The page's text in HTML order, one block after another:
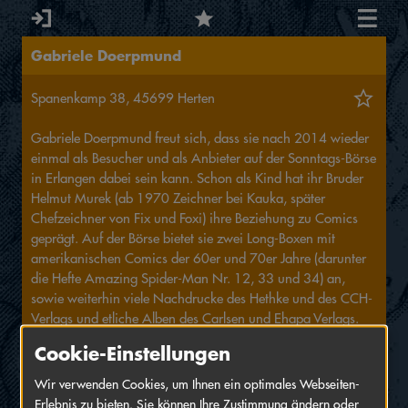
Gabriele Doerpmund
Spanenkamp 38, 45699 Herten
Gabriele Doerpmund freut sich, dass sie nach 2014 wieder
einmal als Besucher und als Anbieter auf der Sonntags-Börse
in Erlangen dabei sein kann. Schon als Kind hat ihr Bruder
Helmut Murek (ab 1970 Zeichner bei Kauka, später
Chefzeichner von Fix und Foxi) ihre Beziehung zu Comics
geprägt. Auf der Börse bietet sie zwei Long-Boxen mit
amerikanischen Comics der 60er und 70er Jahre (darunter
die Hefte Amazing Spider-Man Nr. 12, 33 und 34) an,
sowie weiterhin viele Nachdrucke des Hethke und des CCH-
Verlags und etliche Alben des Carlsen und Ehapa Verlags.
MEIN SALON
INT. COMIC-SEMINAR
Cookie-Einstellungen
Wir verwenden Cookies, um Ihnen ein optimales Webseiten-
Erlebnis zu bieten. Sie können Ihre Zustimmung ändern oder